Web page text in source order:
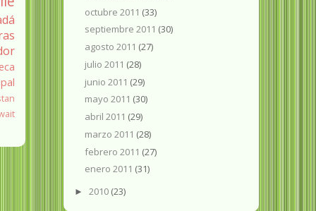
octubre 2011 (33)
septiembre 2011 (30)
agosto 2011 (27)
julio 2011 (28)
junio 2011 (29)
mayo 2011 (30)
abril 2011 (29)
marzo 2011 (28)
febrero 2011 (27)
enero 2011 (31)
► 2010 (23)